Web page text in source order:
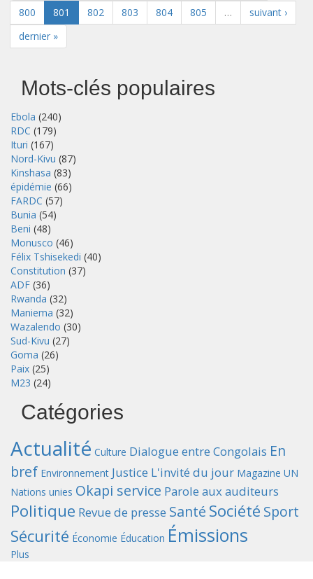
800
801 802 803 804 805 …
suivant ›
dernier »
Mots-clés populaires
Ebola (240)
RDC (179)
Ituri (167)
Nord-Kivu (87)
Kinshasa (83)
épidémie (66)
FARDC (57)
Bunia (54)
Beni (48)
Monusco (46)
Félix Tshisekedi (40)
Constitution (37)
ADF (36)
Rwanda (32)
Maniema (32)
Wazalendo (30)
Sud-Kivu (27)
Goma (26)
Paix (25)
M23 (24)
Catégories
Actualité Culture Dialogue entre Congolais En
bref Environnement Justice L'invité du jour Magazine UN
Nations unies Okapi service Parole aux auditeurs
Politique Revue de presse Santé Société Sport
Sécurité Économie Éducation Émissions
Plus